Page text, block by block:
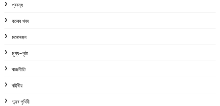
প্ৰবন্ধ
বতৰৰ খবৰ
মনোৰঞ্জন
মুখ্য-পৃষ্ঠা
ৰাজনীতি
ৰাষ্ট্ৰীয়
শব্দৰ পৃথিবী